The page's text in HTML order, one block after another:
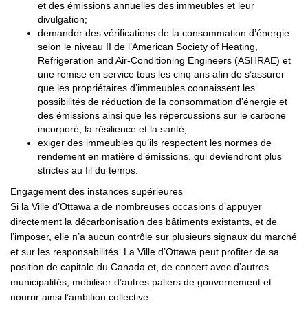
et des émissions annuelles des immeubles et leur
divulgation;
demander des vérifications de la consommation d’énergie
selon le niveau II de l’American Society of Heating,
Refrigeration and Air-Conditioning Engineers (ASHRAE) et
une remise en service tous les cinq ans afin de s’assurer
que les propriétaires d’immeubles connaissent les
possibilités de réduction de la consommation d’énergie et
des émissions ainsi que les répercussions sur le carbone
incorporé, la résilience et la santé;
exiger des immeubles qu’ils respectent les normes de
rendement en matière d’émissions, qui deviendront plus
strictes au fil du temps.
Engagement des instances supérieures
Si la Ville d’Ottawa a de nombreuses occasions d’appuyer
directement la décarbonisation des bâtiments existants, et de
l’imposer, elle n’a aucun contrôle sur plusieurs signaux du marché
et sur les responsabilités. La Ville d’Ottawa peut profiter de sa
position de capitale du Canada et, de concert avec d’autres
municipalités, mobiliser d’autres paliers de gouvernement et
nourrir ainsi l’ambition collective.